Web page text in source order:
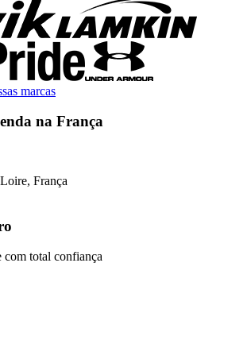
marcas
na França
França
com total confiança